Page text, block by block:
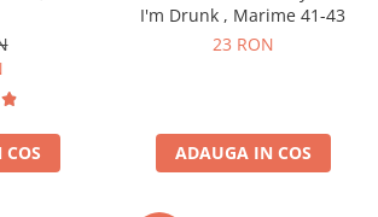
I'm Drunk , Marime 41-43
23 RON
ADAUGA IN COS